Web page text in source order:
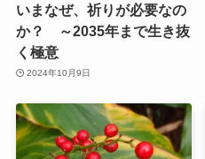
いまなぜ、祈りが必要なの
か？ ～2035年まで生き抜
く極意
2024年10月9日